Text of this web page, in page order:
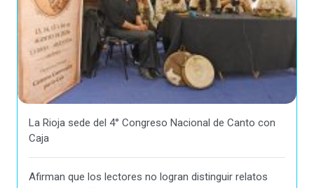
La Rioja sede del 4° Congreso Nacional de Canto con
Caja
Afirman que los lectores no logran distinguir relatos